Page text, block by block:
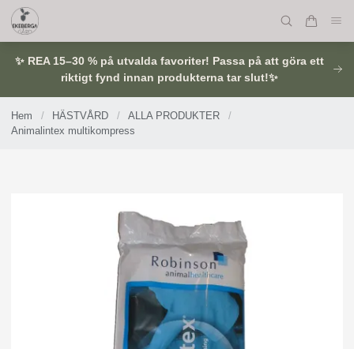
✨ REA 15–30 % på utvalda favoriter! Passa på att göra ett
riktigt fynd innan produkterna tar slut!✨
Hem / HÄSTVÅRD / ALLA PRODUKTER
/
Animalintex multikompress